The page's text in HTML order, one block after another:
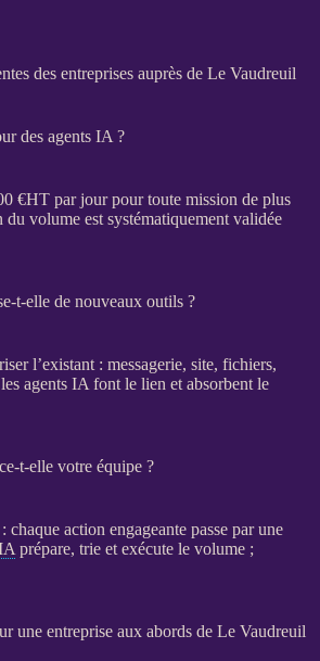
des entreprises auprès de Le Vaudreuil
des agents IA ?
€HTpar jour pour toute mission de plus
du volume est systématiquement validée
t-elle de nouveaux outils ?
l’existant : messagerie, site, fichiers,
agents IA font le lien et absorbent le
t-elle votre équipe ?
chaque action engageante passe par une
prépare, trie et exécute le volume ;
une entreprise aux abords de Le Vaudreuil